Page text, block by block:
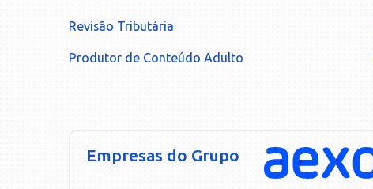
Revisão Tributária
Produtor de Conteúdo Adulto
Empresas do Grupo